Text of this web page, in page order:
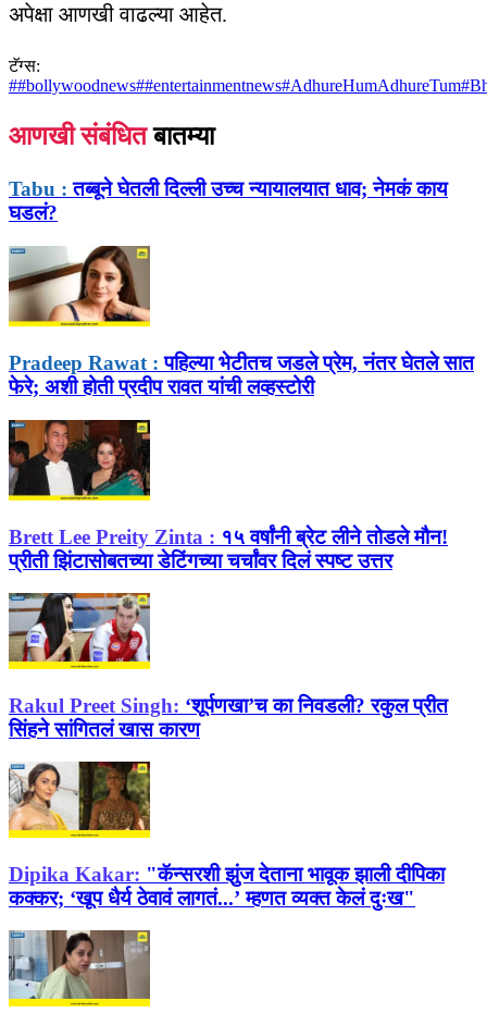
अपेक्षा आणखी वाढल्या आहेत.
टॅग्स:
##bollywoodnews##entertainmentnews#AdhureHumAdhureTum#
आणखी संबंधित बातम्या
Tabu : तब्बूने घेतली दिल्ली उच्च न्यायालयात धाव; नेमकं काय
घडलं?
Pradeep Rawat : पहिल्या भेटीतच जडले प्रेम, नंतर घेतले सात
फेरे; अशी होती प्रदीप रावत यांची लव्हस्टोरी
Brett Lee Preity Zinta : १५ वर्षांनी ब्रेट लीने तोडले मौन!
प्रीती झिंटासोबतच्या डेटिंगच्या चर्चांवर दिलं स्पष्ट उत्तर
Rakul Preet Singh: ‘शूर्पणखा’च का निवडली? रकुल प्रीत
सिंहने सांगितलं खास कारण
Dipika Kakar: "कॅन्सरशी झुंज देताना भावूक झाली दीपिका
कक्कर; ‘खूप धैर्य ठेवावं लागतं...’ म्हणत व्यक्त केलं दुःख"